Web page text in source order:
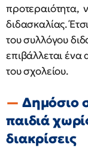
προτεραιότητα,
διδασκαλίας.
του συλλόγου
επιβάλλεται ένα
του σχολείου.
Δημόσιο
παιδιά
διακρίσεις